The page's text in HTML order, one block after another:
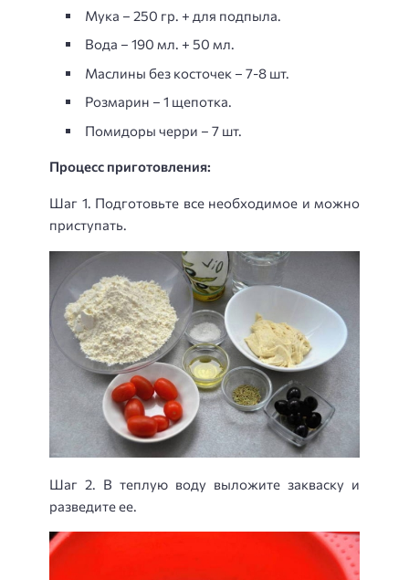
Мука – 250 гр. + для подпыла.
Вода – 190 мл. + 50 мл.
Маслины без косточек – 7-8 шт.
Розмарин – 1 щепотка.
Помидоры черри – 7 шт.
Процесс приготовления:
Шаг 1. Подготовьте все необходимое и можно
приступать.
Шаг 2. В теплую воду выложите закваску и
разведите ее.